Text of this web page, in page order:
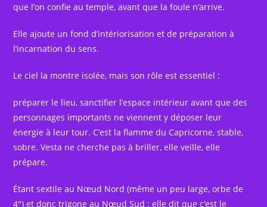
que l’on confie au temple, avant que la foule n’arrive.
Elle ajoute un fond d’intériorisation et de préparation à
l’incarnation du sens.
Le ciel la montre isolée, mais son rôle est essentiel :
préparer le lieu, sanctifier l’espace intérieur avant que des
personnages importants ne viennent y déposer leur
énergie à leur tour. C’est la flamme du Capricorne, stable,
sobre. Vesta ne cherche pas à briller, elle veille, elle
prépare.
Étant sextile au Nœud Nord (même un peu large, orbe de
4°) et donc trigone au Nœud Sud : elle dit que c’est le